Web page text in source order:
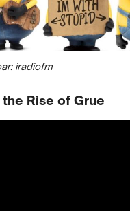
iradiofm
the Rise of Grue